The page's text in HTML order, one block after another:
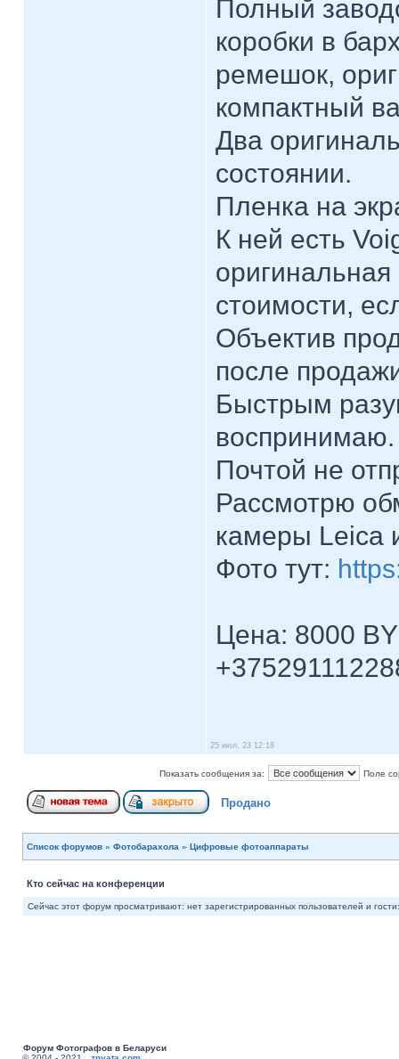
Полный
коробки в
ремешок,
компактный
Два
состоянии.
Пленка на
К ней есть
стоимости,
Объектив
после
Быстрым
воспринимаю.
Почтой не
Рассмотрю
камеры Leica
Фото тут:
Цена: 8000
25 июл, 23 12:18
Показать сообщения за: Поле
Продано
Список форумов » Фотобарахола » Цифровые фотоаппараты
Кто сейчас на конференции
Сейчас этот форум просматривают: нет зарегистрированных пользователей и
Форум Фотографов в Беларуси